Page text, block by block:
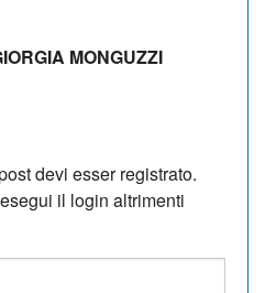
MONGUZZI
devi esser registrato.
il login altrimenti